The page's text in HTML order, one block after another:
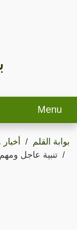
Menu
بوابة القلم
تنبية عاجل